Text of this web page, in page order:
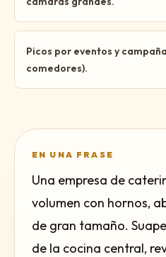
Picos por eventos y
comedores).
EN UNA FRASE
Una empresa de
volumen con hornos,
de gran tamaño.
de la cocina central,